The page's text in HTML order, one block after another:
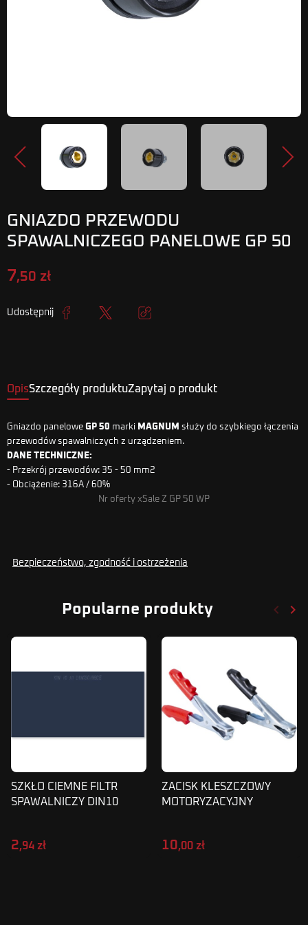
Poprzedni
GNIAZDO PRZEWODU
SPAWALNICZEGO PANELOWE GP 50
7,50 zł
Udostępnij
OpisSzczegóły produktuZapytaj o produkt
Gniazdo panelowe GP 50 marki MAGNUM służy do szybkiego łączenia
przewodów spawalniczych z urządzeniem.
DANE TECHNICZNE:
- Przekrój przewodów: 35 - 50 mm2
- Obciążenie: 316A / 60%
Nr oferty xSale Z GP 50 WP
Bezpieczeństwo, zgodność i ostrzeżenia
Popularne produkty keyboard_arrow_left keyboard_arrow_right
SZKŁO CIEMNE FILTR
SPAWALNICZY DIN10
2,94 zł
ZACISK KLESZCZOWY
MOTORYZACYJNY
10,00 zł